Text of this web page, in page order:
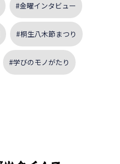
#金曜インタビュー
#桐生八木節まつり
#学びのモノがたり